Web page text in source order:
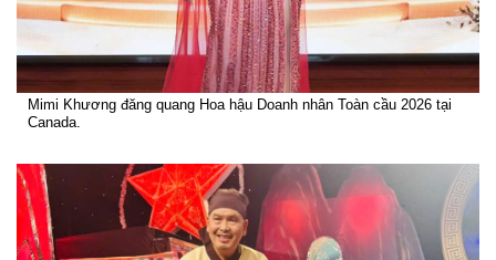
Mimi Khương đăng quang Hoa hậu Doanh nhân Toàn cầu 2026 tại
Canada.